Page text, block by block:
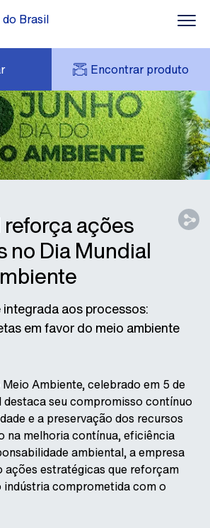
Brasil
Encontrar produto
CARRINHO
MINHA CONTA AVK
AVK HOLDING (GROUP)
OFERTA DE PRODUTOS
reforça ações
no Dia Mundial
aos processos:
em favor do meio ambiente
Ambiente, celebrado em 5 de
destaca seu compromisso contínuo
e a preservação dos recursos
na melhoria contínua, eficiência
ambiental, a empresa
ações estratégicas que reforçam
indústria comprometida com o